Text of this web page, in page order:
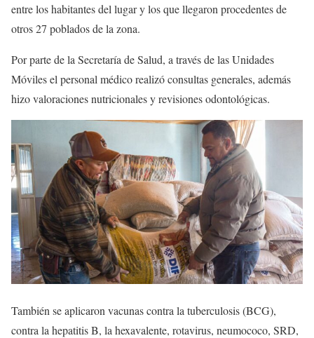
entre los habitantes del lugar y los que llegaron procedentes de
otros 27 poblados de la zona.
Por parte de la Secretaría de Salud, a través de las Unidades
Móviles el personal médico realizó consultas generales, además
hizo valoraciones nutricionales y revisiones odontológicas.
También se aplicaron vacunas contra la tuberculosis (BCG),
contra la hepatitis B, la hexavalente, rotavirus, neumococo, SRD,